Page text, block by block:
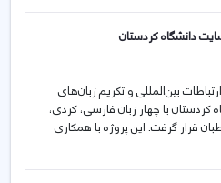
دانشگاه کردستان
بین‌المللی و تکریم زبان‌های
با چهار زبان فارسی، کردی،
قرار گرفت. این پروژه با همکاری